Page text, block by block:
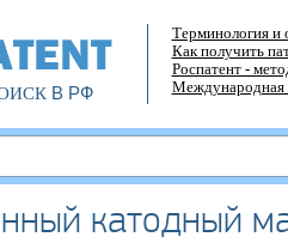
В РФ
Терминология и
Как получить
Роспатент -
Международная
катодный